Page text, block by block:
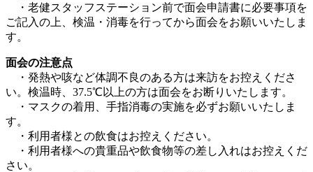
・老健スタッフステーション前で面会申請書に必要事項を
ご記入の上、検温・消毒を行ってから面会をお願いいたしま
す。
面会の注意点
・発熱や咳など体調不良のある方は来訪をお控えくださ
い。検温時、37.5℃以上の方は面会をお断りいたします。
・マスクの着用、手指消毒の実施を必ずお願いいたしま
す。
・利用者様との飲食はお控えください。
・利用者様への貴重品や飲食物等の差し入れはお控えくだ
さい。